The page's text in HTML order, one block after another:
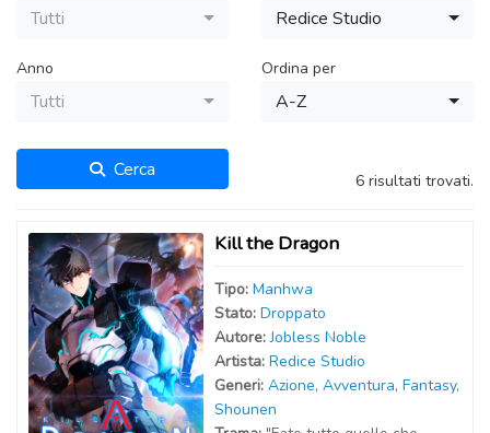
Tutti Redice Studio
Anno
Tutti
Ordina per
A-Z
Cerca 6 risultati trovati.
Kill the Dragon
Tipo: Manhwa
Stato: Droppato
Autore:Jobless Noble
Artista: Redice Studio
Generi: Azione, Avventura, Fantasy,
Shounen